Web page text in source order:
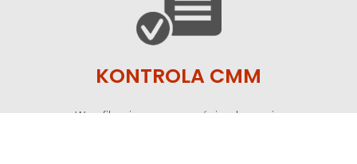
KONTROLA CMM
Weryfikacja poprawności wykonania